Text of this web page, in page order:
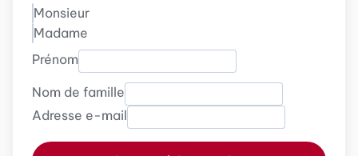
Monsieur
Madame
Prénom
Nom de famille
Adresse e-mail